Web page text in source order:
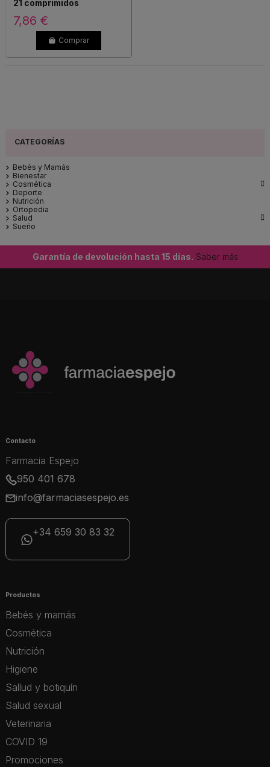
21 comprimidos
7,86 €
Comprar
Bebés y Mamás
Bienestar
Cosmética

Deporte
Nutrición
Ortopedia
Salud

Sueño
Garantía de devolución hasta 15 días. Saber más
Contacto
Farmacia Espejo
950 401 678
info@farmaciasespejo.es
+34 659 30 83 32
Productos
Bebés y mamás
Cosmética
Nutrición
Higiene
Sallud y botiquín
Salud sexual
Veterinaria
COVID 19
Promociones